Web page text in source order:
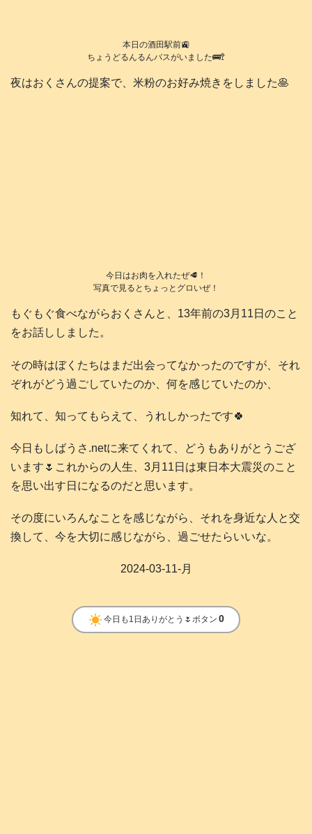
本日の酒田駅前🚉
ちょうどるんるんバスがいました🚌🚏
夜はおくさんの提案で、米粉のお好み焼きをしました🥞
今日はお肉を入れたぜ🥩！
写真で見るとちょっとグロいぜ！
もぐもぐ食べながらおくさんと、13年前の3月11日のこと
をお話ししました。
その時はぼくたちはまだ出会ってなかったのですが、それ
ぞれがどう過ごしていたのか、何を感じていたのか、
知れて、知ってもらえて、うれしかったです🍀
今日もしばうさ.netに来てくれて、どうもありがとうござ
います🌷これからの人生、3月11日は東日本大震災のこと
を思い出す日になるのだと思います。
その度にいろんなことを感じながら、それを身近な人と交
換して、今を大切に感じながら、過ごせたらいいな。
2024-03-11-月
clear_day 今日も1日ありがとう🌷ボタン 0